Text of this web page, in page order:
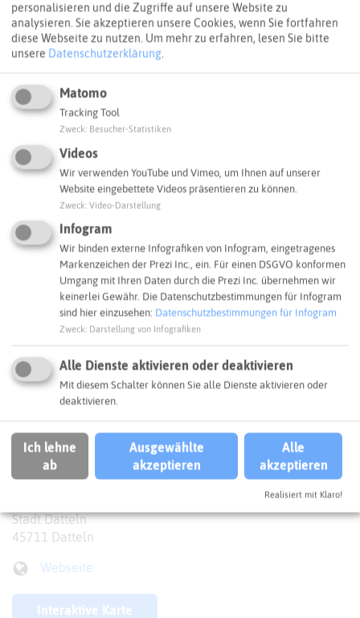
So kommt ihr zum Ziel
+
−
Leaflet OpenStreetMap contributors | weitere Lizenzen
Adresse:
Stadt Datteln
45711 Datteln
Webseite
Interaktive Karte
personalisieren und die Zugriffe auf unsere Website zu
analysieren. Sie akzeptieren unsere Cookies, wenn Sie fortfahren
diese Webseite zu nutzen. Um mehr zu erfahren, lesen Sie bitte
unsere Datenschutzerklärung.
Matomo
Tracking Tool
Zweck Besucher-Statistiken
Videos
Wir verwenden YouTube und Vimeo, um Ihnen auf unserer
Website eingebettete Videos präsentieren zu können.
Zweck Video-Darstellung
Infogram
Wir binden externe Infografiken von Infogram, eingetragenes
Markenzeichen der Prezi Inc., ein. Für einen DSGVO konformen
Umgang mit Ihren Daten durch die Prezi Inc. übernehmen wir
keinerlei Gewähr. Die Datenschutzbestimmungen für Infogram
sind hier einzusehen: Datenschutzbestimmungen für Infogram
Zweck Darstellung von Infografiken
Alle Dienste aktivieren oder deaktivieren
Mit diesem Schalter können Sie alle Dienste aktivieren oder
deaktivieren.
Ich lehne
ab
Ausgewählte
akzeptieren
Alle
akzeptieren
Realisiert mit Klaro!